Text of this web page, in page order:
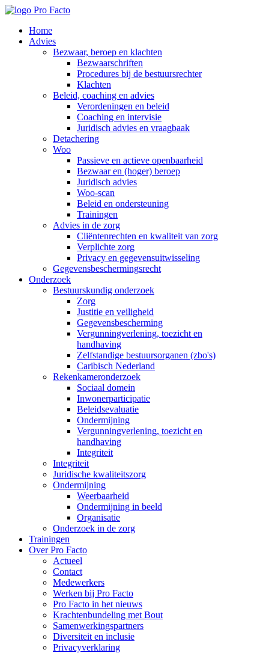
Home
Advies
Bezwaar, beroep en klachten
Bezwaarschriften
Procedures bij de bestuursrechter
Klachten
Beleid, coaching en advies
Verordeningen en beleid
Coaching en intervisie
Juridisch advies en vraagbaak
Detachering
Woo
Passieve en actieve openbaarheid
Bezwaar en (hoger) beroep
Juridisch advies
Woo-scan
Beleid en ondersteuning
Trainingen
Advies in de zorg
Cliëntenrechten en kwaliteit van zorg
Verplichte zorg
Privacy en gegevensuitwisseling
Gegevensbeschermingsrecht
Onderzoek
Bestuurskundig onderzoek
Zorg
Justitie en veiligheid
Gegevensbescherming
Vergunningverlening, toezicht en
handhaving
Zelfstandige bestuursorganen (zbo's)
Caribisch Nederland
Rekenkameronderzoek
Sociaal domein
Inwonerparticipatie
Beleidsevaluatie
Ondermijning
Vergunningverlening, toezicht en
handhaving
Integriteit
Integriteit
Juridische kwaliteitszorg
Ondermijning
Weerbaarheid
Ondermijning in beeld
Organisatie
Onderzoek in de zorg
Trainingen
Over Pro Facto
Actueel
Contact
Medewerkers
Werken bij Pro Facto
Pro Facto in het nieuws
Krachtenbundeling met Bout
Samenwerkingspartners
Diversiteit en inclusie
Privacyverklaring